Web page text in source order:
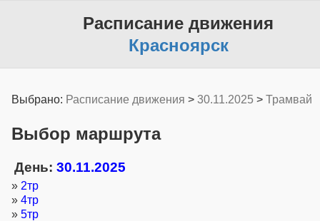
Расписание движения
Красноярск
Выбрано: Расписание движения > 30.11.2025 > Трамвай
Выбор маршрута
День: 30.11.2025
» 2тр
» 4тр
» 5тр